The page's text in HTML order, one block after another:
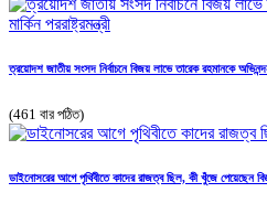
ত্রয়োদশ জাতীয় সংসদ নির্বাচনে বিজয় লাভে তারেক রহমানকে অভিনন্দন
(461 বার পঠিত)
ডাইনোসরের আগে পৃথিবীতে কাদের রাজত্ব ছিল, কী খুঁজে পেয়েছেন